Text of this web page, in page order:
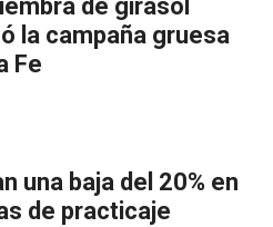
de girasol
la campaña gruesa
Fe
una baja del 20% en
de practicaje